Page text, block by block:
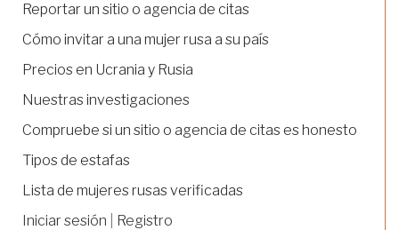
Reportar un sitio o agencia de citas
Cómo invitar a una mujer rusa a su país
Precios en Ucrania y Rusia
Nuestras investigaciones
Compruebe si un sitio o agencia de citas es honesto
Tipos de estafas
Lista de mujeres rusas verificadas
Iniciar sesión
Registro